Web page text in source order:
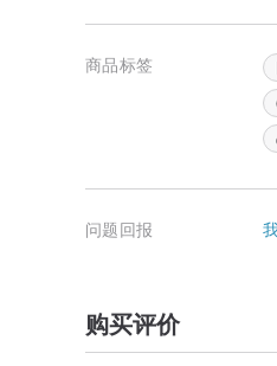
商品标签
问题回报
购买评价